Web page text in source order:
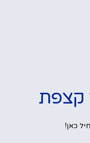
קצפת
כאן!